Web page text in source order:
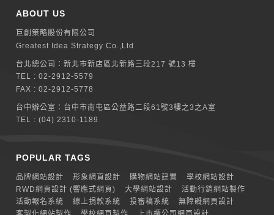
ABOUT US
巨創策略股份有限公司
Greatest Idea Strategy Co.,Ltd
台北總公司：新北巿新店區北新路三段217 號13 樓
TEL :02-2912-5579
FAX : 02-2912-5778
台中辦公室： 台中市南屯區公益路二段61號3樓之3之A室
TEL :(04) 2310-1189
POPULAR TAGS
品牌網站設計 形象網頁設計 購物網站建置
學校網站設計
RWD網頁設計 (響應式網頁)
大學網站設計
活動行銷網站製作
活動報名系統
線上捐款系統 投審稿系統
無障礙網頁設計